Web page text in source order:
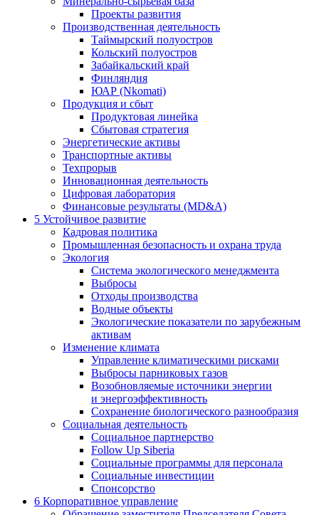
Проекты развития
Производственная деятельность
Таймырский полуостров
Кольский полуостров
Забайкальский край
Финляндия
ЮАР (Nkomati)
Продукция и сбыт
Продуктовая линейка
Сбытовая стратегия
Энергетические активы
Транспортные активы
Техпрорыв
Инновационная деятельность
Цифровая лаборатория
Финансовые результаты (MD&A)
5 Устойчивое развитие
Кадровая политика
Промышленная безопасность и охрана труда
Экология
Система экологического менеджмента
Выбросы
Отходы производства
Водные объекты
Экологические показатели по зарубежным
активам
Изменение климата
Управление климатическими рисками
Выбросы парниковых газов
Возобновляемые источники энергии
и энергоэффективность
Сохранение биологического разнообразия
Социальная деятельность
Социальное партнерство
Follow Up Siberia
Социальные программы для персонала
Социальные инвестиции
Спонсорство
6 Корпоративное управление